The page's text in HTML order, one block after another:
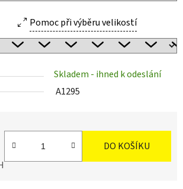
Pomoc při výběru velikostí
Skladem - ihned k odeslání
A1295
DO KOŠÍKU